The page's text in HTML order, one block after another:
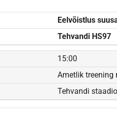
Eelvõistlus
Tehvandi HS97
15:00
Ametlik treening
Tehvandi